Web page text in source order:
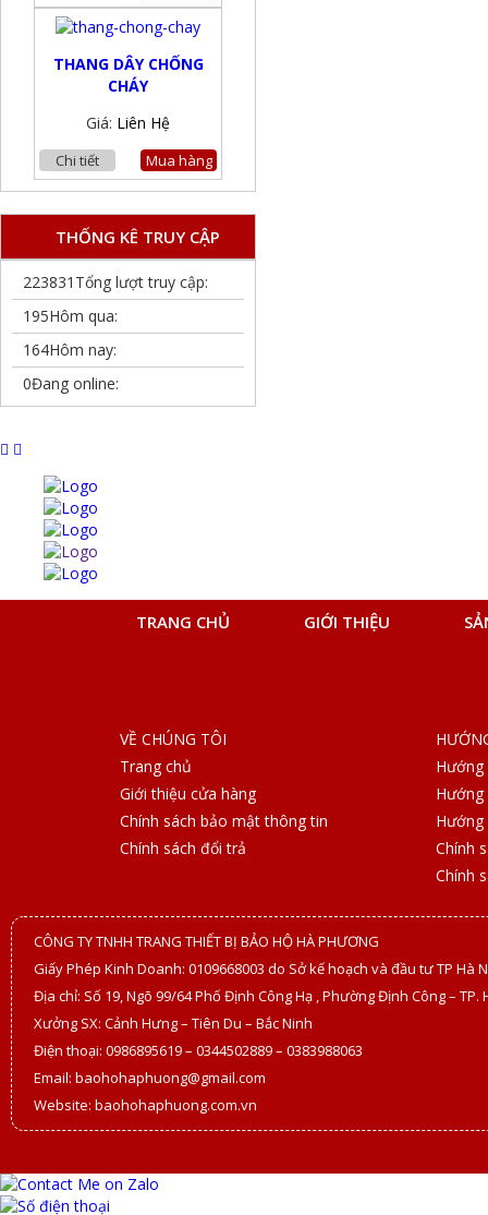
THANG DÂY CHỐNG
CHÁY
Giá: Liên Hệ
Chi tiết Mua hàng
THỐNG KÊ TRUY CẬP
223831 Tổng lượt truy cập:
195Hôm qua:
164Hôm nay:
0Đang online:
TRANG CHỦ GIỚI THIỆU
VỀ CHÚNG TÔI
Trang chủ
Giới thiệu cửa hàng
Chính sách bảo mật thông tin
Chính sách đổi trả
Hướng
Chính
Chính
CÔNG TY TNHH TRANG THIẾT BỊ BẢO HỘ HÀ PHƯƠNG
Giấy Phép Kinh Doanh: 0109668003 do Sở kế hoạch và đầu tư TP Hà
Địa chỉ: Số 19, Ngõ 99/64 Phố Định Công Hạ , Phường Định Công – TP.
Xưởng SX: Cảnh Hưng – Tiên Du – Bắc Ninh
Điện thoại: 0986895619 – 0344502889 – 0383988063
Email: baohohaphuong@gmail.com
Website: baohohaphuong.com.vn